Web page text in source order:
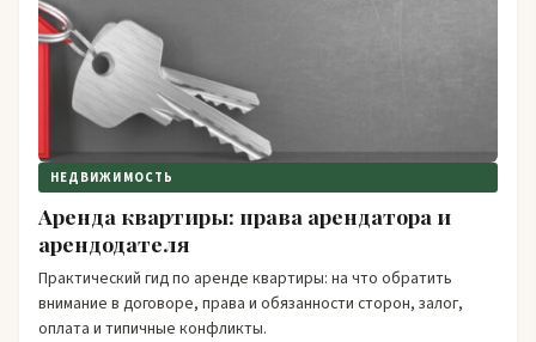
НЕДВИЖИМОСТЬ
Аренда квартиры: права арендатора и
арендодателя
Практический гид по аренде квартиры: на что обратить
внимание в договоре, права и обязанности сторон, залог,
оплата и типичные конфликты.